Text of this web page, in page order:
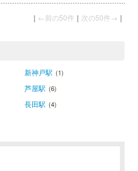
｜ ←前の50件 ｜ 次の50件→ ｜
新神戸駅 (1)
芦屋駅 (6)
長田駅 (4)